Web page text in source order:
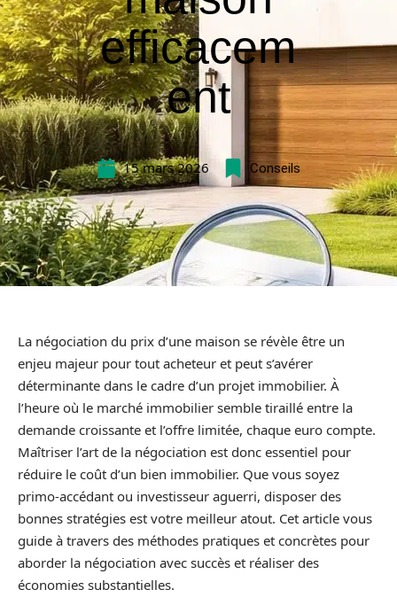
efficacem
ent
15 mars 2026 Conseils
La négociation du prix d’une maison se révèle être un
enjeu majeur pour tout acheteur et peut s’avérer
déterminante dans le cadre d’un projet immobilier. À
l’heure où le marché immobilier semble tiraillé entre la
demande croissante et l’offre limitée, chaque euro compte.
Maîtriser l’art de la négociation est donc essentiel pour
réduire le coût d’un bien immobilier. Que vous soyez
primo-accédant ou investisseur aguerri, disposer des
bonnes stratégies est votre meilleur atout. Cet article vous
guide à travers des méthodes pratiques et concrètes pour
aborder la négociation avec succès et réaliser des
économies substantielles.